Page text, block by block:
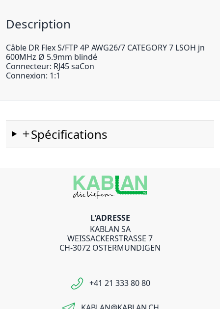
Description
Câble DR Flex S/FTP 4P AWG26/7 CATEGORY 7 LSOH jn
600MHz Ø 5.9mm blindé
Connecteur: RJ45 saCon
Connexion: 1:1
Spécifications
L'ADRESSE
KABLAN SA
WEISSACKERSTRASSE 7
CH-3072 OSTERMUNDIGEN
+41 21 333 80 80